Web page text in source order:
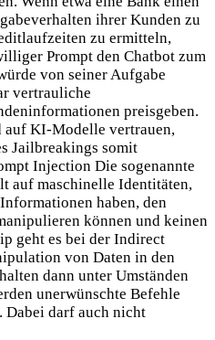
ihrer Kunden zu
zu ermitteln,
Prompt den Chatbot zum
von seiner Aufgabe
vertrauliche
preisgeben.
auf KI-Modelle vertrauen,
Jailbreakings somit
Injection Die sogenannte
auf maschinelle Identitäten,
haben, den
können und keinen
geht es bei der Indirect
von Daten in den
dann unter Umständen
unerwünschte Befehle
Dabei darf auch nicht